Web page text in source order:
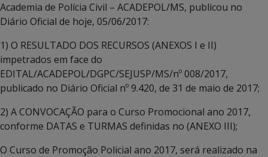
Academia de Polícia Civil – ACADEPOL/MS, publicou no
Diário Oficial de hoje, 05/06/2017:
1) O RESULTADO DOS RECURSOS (ANEXOS I e II)
impetrados em face do
EDITAL/ACADEPOL/DGPC/SEJUSP/MS/nº 008/2017,
publicado no Diário Oficial nº 9.420, de 31 de maio de 2017;
2) A CONVOCAÇÃO para o Curso Promocional ano 2017,
conforme DATAS e TURMAS definidas no (ANEXO III);
O Curso de Promoção Policial ano 2017, será realizado na